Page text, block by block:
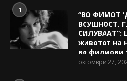
1
“ВО ФИМОТ
ВСУШНОСТ,
СИЛУВААТ“:
животот на
во филмови
октомври 27,